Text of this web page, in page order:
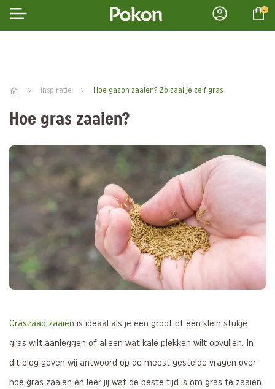
0
Inspiratie Hoe gazon zaaien? Zo zaai je zelf gras
Hoe gras zaaien?
Graszaad zaaien is ideaal als je een groot of een klein stukje
gras wilt aanleggen of alleen wat kale plekken wilt opvullen. In
dit blog geven wij antwoord op de meest gestelde vragen over
hoe gras zaaien en leer jij wat de beste tijd is om gras te zaaien